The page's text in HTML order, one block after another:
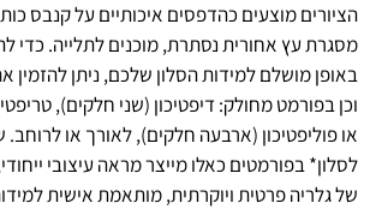
הציורים מוצעים כהדפסים איכותיים על קנבס
מסגרת עץ אחורית נסתרת, מוכנים לתלייה. כדי
באופן מושלם למידות הסלון שלכם, ניתן להזמין
וכן בפורמט מחולק: דיפטיכון (שני חלקים),
או פוליפטיכון (ארבעה חלקים), לאורך או
לסלון* בפורמטים כאלו מייצר מראה עיצובי
של גלריה פרטית ויוקרתית, מותאמת אישית